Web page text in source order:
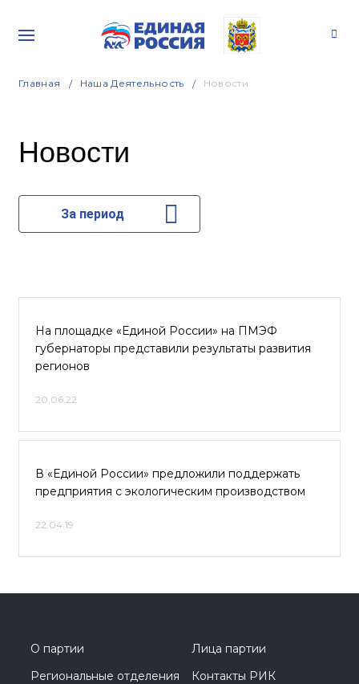
Главная Наша Деятельность Новости
Новости
За период
На площадке «Единой России» на ПМЭФ
губернаторы представили результаты развития
регионов
20.06.22
В «Единой России» предложили поддержать
предприятия с экологическим производством
22.04.19
О партии
Лица партии
Региональные отделения
Контакты РИК